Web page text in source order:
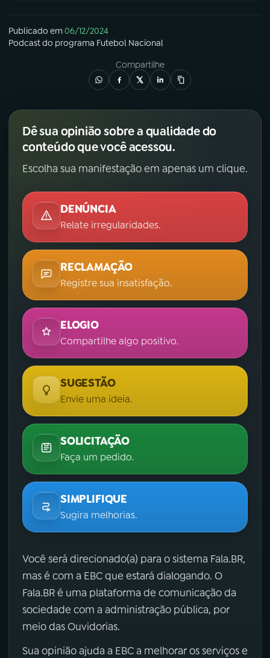
Publicado em06/12/2024
Podcastdo programa Futebol Nacional
Compartilhe
Dê sua opinião sobre a qualidade do
conteúdo que você acessou.
Escolha sua manifestação em apenas um clique.
DENÚNCIA
Relate irregularidades.
RECLAMAÇÃO
Registre sua insatisfação.
ELOGIO
Compartilhe algo positivo.
SUGESTÃO
Envie uma ideia.
SOLICITAÇÃO
Faça um pedido.
SIMPLIFIQUE
Sugira melhorias.
Você será direcionado(a) para o sistema Fala.BR,
mas é com a EBC que estará dialogando. O
Fala.BR é uma plataforma de comunicação da
sociedade com a administração pública, por
meio das Ouvidorias.
Sua opinião ajuda a EBC a melhorar os serviços e